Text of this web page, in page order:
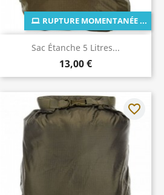
Sac Étanche 5 Litres...
13,00 €
RUPTURE MOMENTANÉE ...
favorite_border